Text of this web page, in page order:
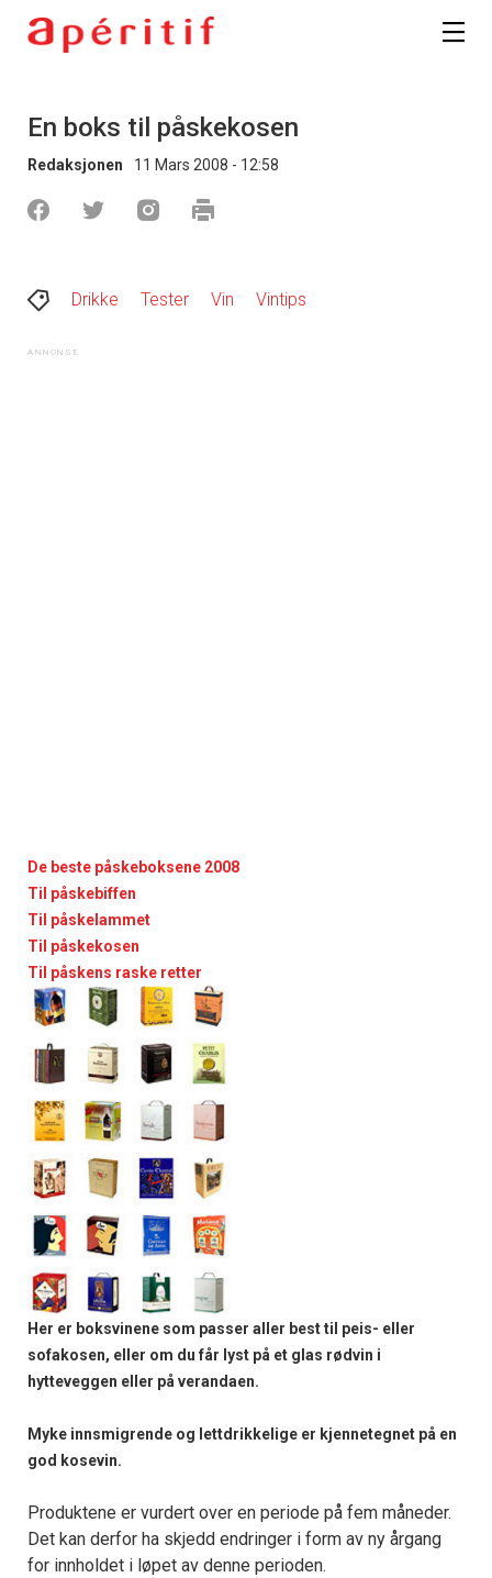
En boks til påskekosen
Redaksjonen 11 Mars 2008 - 12:58
Drikke Tester Vin Vintips
De beste påskeboksene 2008
Til påskebiffen
Til påskelammet
Til påskekosen
Til påskens raske retter
Her er boksvinene som passer aller best til peis- eller
sofakosen, eller om du får lyst på et glas rødvin i
hytteveggen eller på verandaen.
Myke innsmigrende og lettdrikkelige er kjennetegnet på en
god kosevin.
Produktene er vurdert over en periode på fem måneder.
Det kan derfor ha skjedd endringer i form av ny årgang
for innholdet i løpet av denne perioden.